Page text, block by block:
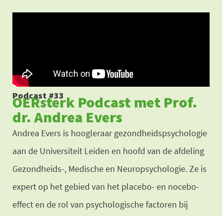
Podcast #33
OERsterk Podcast met Prof.
dr. Andrea Evers
Andrea Evers is hoogleraar gezondheidspsychologie
aan de Universiteit Leiden en hoofd van de afdeling
Gezondheids-, Medische en Neuropsychologie. Ze is
expert op het gebied van het placebo- en nocebo-
effect en de rol van psychologische factoren bij